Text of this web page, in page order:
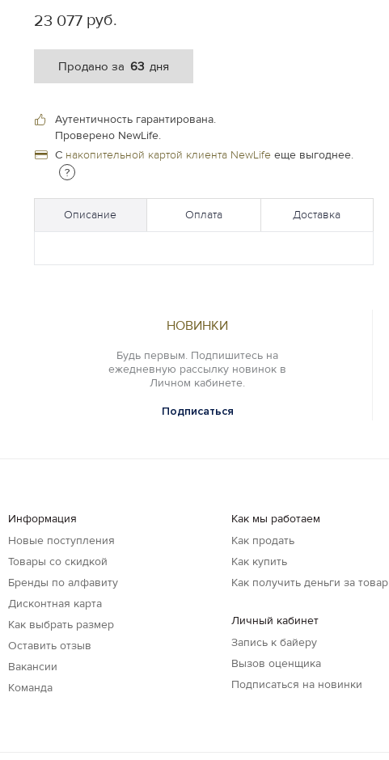
23 077 руб.
Продано за 63 дня
Аутентичность гарантирована.
Проверено NewLife.
С накопительной картой клиента NewLife еще выгоднее.
?
Описание Оплата Доставка
НОВИНКИ
Будь первым. Подпишитесь на
ежедневную рассылку новинок в
Личном кабинете.
Подписаться
Информация
Новые поступления
Товары со скидкой
Бренды по алфавиту
Дисконтная карта
Как выбрать размер
Оставить отзыв
Вакансии
Команда
Как мы работаем
Как продать
Как купить
Как получить деньги за товар
Личный кабинет
Запись к байеру
Вызов оценщика
Подписаться на новинки